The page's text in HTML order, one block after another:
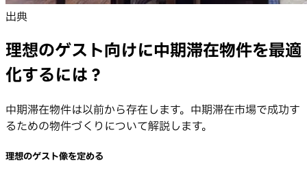
出典
理想のゲスト向けに中期滞在物件を最適
化するには？
中期滞在物件は以前から存在します。中期滞在市場で成功す
るための物件づくりについて解説します。
理想のゲスト像を定める